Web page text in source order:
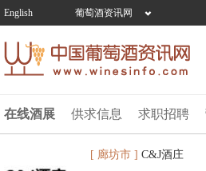
English 葡萄酒资讯网
在线酒展 供求信息 求职招聘
[ 廊坊市 ] C&J酒庄